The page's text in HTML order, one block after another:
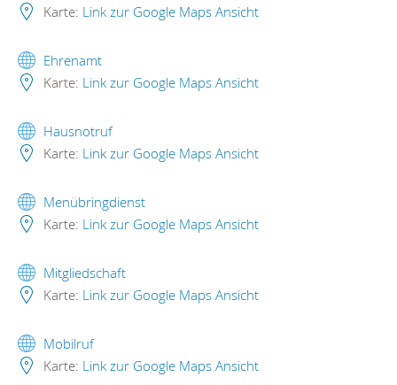
Karte: Link zur Google Maps Ansicht
Ehrenamt
Karte: Link zur Google Maps Ansicht
Hausnotruf
Karte: Link zur Google Maps Ansicht
Menübringdienst
Karte: Link zur Google Maps Ansicht
Mitgliedschaft
Karte: Link zur Google Maps Ansicht
Mobilruf
Karte: Link zur Google Maps Ansicht